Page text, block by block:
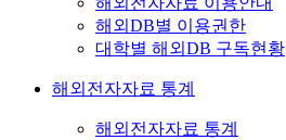
해외DB별 이용권한
대학별 해외DB 구독현황
해외전자자료 통계
해외전자자료 통계